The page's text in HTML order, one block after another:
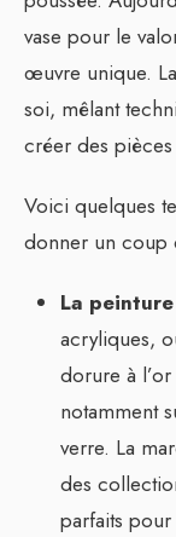
vase pour le
œuvre unique.
soi, mêlant
créer des
Voici quelques
donner un coup
La
acryliques,
dorure à
notamment
verre. La
des
parfaits pour